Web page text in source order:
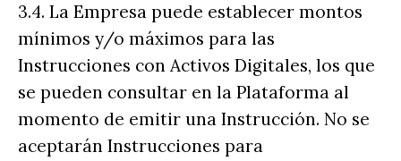
3.4. La Empresa puede establecer montos
mínimos y/o máximos para las
Instrucciones con Activos Digitales, los que
se pueden consultar en la Plataforma al
momento de emitir una Instrucción. No se
aceptarán Instrucciones para